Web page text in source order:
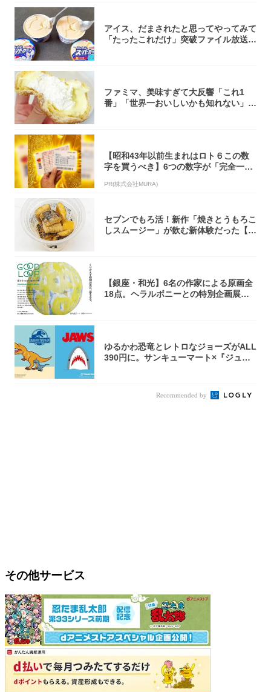
アイス、だまされたと思ってやってみて
「たったこれだけ」突破ファイル放送で
ファミマ、美味すぎて大反響「これ1
番」「世界一おいしいかも知れない」
【昭和43年以前生まれはロト６この数
字を買うべき】6つの数字が「完全一
PR(株式会社MURA)
セブンでもろ活！新作「焼きとうもろこ
しスムージー」が飲む新体験だった【東
【銀座・和光】6名の作家による原画全
18点。ヘラルボニーとの特別企画展「G
ゆるかわ恐竜とレトロなジョーズがALL
390円に。サンキューマート×『ジュラ
Recommended by
その他サービス